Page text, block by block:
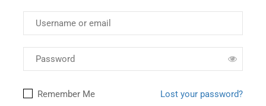
Lost your password?
Remember Me